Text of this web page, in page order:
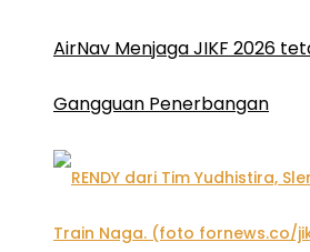
AirNav Menjaga JIKF 2026
Gangguan Penerbangan